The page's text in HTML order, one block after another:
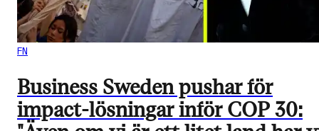
FN
Business Sweden pushar för
impact-lösningar inför COP 30: